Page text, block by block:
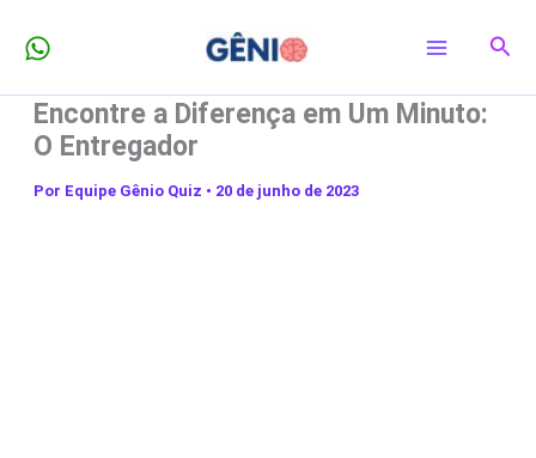
para
conteúdo
Encontre a Diferença em Um Minuto:
O Entregador
Por Equipe Gênio Quiz • 20 de junho de 2023